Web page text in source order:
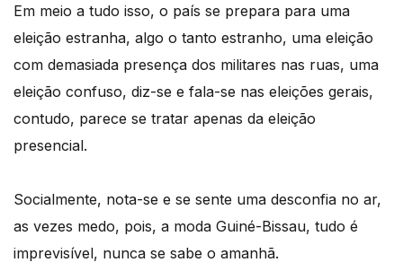
Em meio a tudo isso, o país se prepara para uma
eleição estranha, algo o tanto estranho, uma eleição
com demasiada presença dos militares nas ruas, uma
eleição confuso, diz-se e fala-se nas eleições gerais,
contudo, parece se tratar apenas da eleição
presencial.
Socialmente, nota-se e se sente uma desconfia no ar,
as vezes medo, pois, a moda Guiné-Bissau, tudo é
imprevisível, nunca se sabe o amanhã.